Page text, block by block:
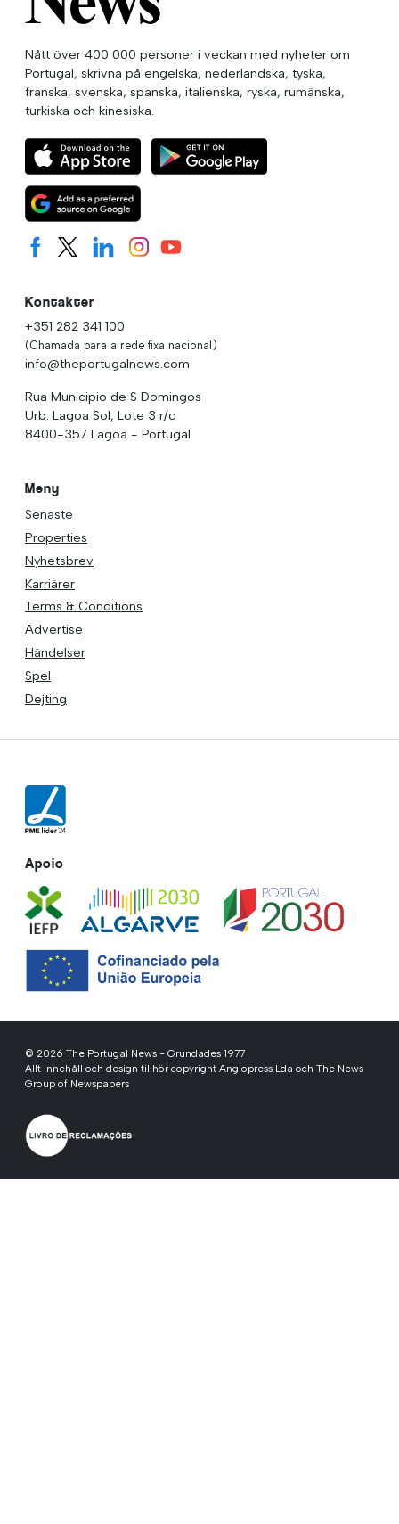
Nått över 400 000 personer i veckan med nyheter om
Portugal, skrivna på engelska, nederländska, tyska,
franska, svenska, spanska, italienska, ryska, rumänska,
turkiska och kinesiska.
Kontakter
+351 282 341 100
(Chamada para a rede fixa nacional)
info@theportugalnews.com
Rua Municipio de S Domingos
Urb. Lagoa Sol, Lote 3 r/c
8400-357 Lagoa - Portugal
Meny
Senaste
Properties
Nyhetsbrev
Karriärer
Terms & Conditions
Advertise
Händelser
Spel
Dejting
Apoio
© 2026 The Portugal News - Grundades 1977
Allt innehåll och design tillhör copyright Anglopress Lda och The News
Group of Newspapers